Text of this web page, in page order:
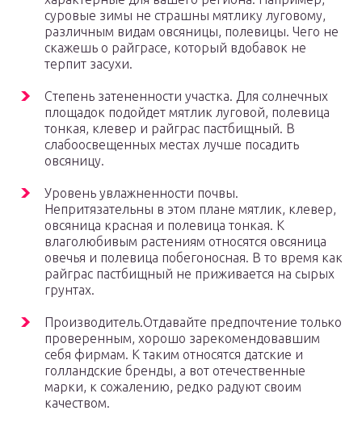
суровые зимы не страшны мятлику луговому,
различным видам овсяницы, полевицы. Чего не
скажешь о райграсе, который вдобавок не
терпит засухи.
Степень затененности участка. Для солнечных
площадок подойдет мятлик луговой, полевица
тонкая, клевер и райграс пастбищный. В
слабоосвещенных местах лучше посадить
овсяницу.
Уровень увлажненности почвы.
Непритязательны в этом плане мятлик, клевер,
овсяница красная и полевица тонкая. К
влаголюбивым растениям относятся овсяница
овечья и полевица побегоносная. В то время как
райграс пастбищный не приживается на сырых
грунтах.
Производитель.Отдавайте предпочтение только
проверенным, хорошо зарекомендовавшим
себя фирмам. К таким относятся датские и
голландские бренды, а вот отечественные
марки, к сожалению, редко радуют своим
качеством.